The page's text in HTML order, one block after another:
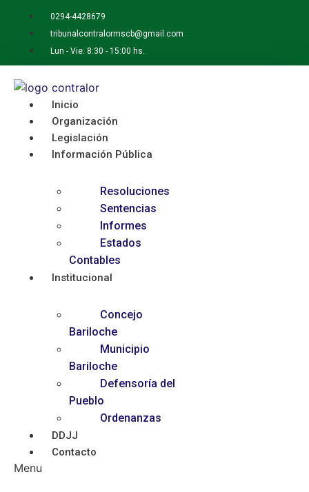
contenido
0294-4428679
tribunalcontralormscb@gmail.com
Lun - Vie: 8:30 - 15:00 hs.
Inicio
Organización
Legislación
Información Pública
Resoluciones
Sentencias
Informes
Estados
Contables
Institucional
Concejo
Bariloche
Municipio
Bariloche
Defensoría del
Pueblo
Ordenanzas
DDJJ
Contacto
Menu